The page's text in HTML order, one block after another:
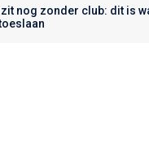
nog zonder club: dit is